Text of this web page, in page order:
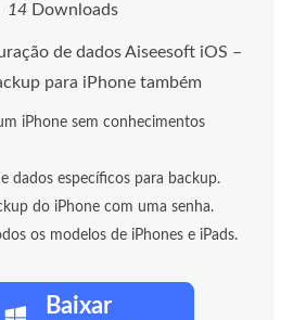
18 Downloads
de dados Aiseesoft iOS –
para iPhone também
iPhone sem conhecimentos
dados específicos para backup.
do iPhone com uma senha.
os modelos de iPhones e iPads.
Baixar